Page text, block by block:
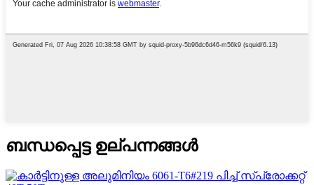
ബന്ധപ്പെട്ട ഉല്പന്നങ്ങൾ